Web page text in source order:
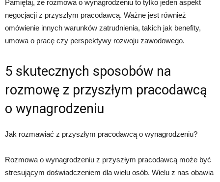
Pamiętaj, że rozmowa o wynagrodzeniu to tylko jeden aspekt
negocjacji z przyszłym pracodawcą. Ważne jest również
omówienie innych warunków zatrudnienia, takich jak benefity,
umowa o pracę czy perspektywy rozwoju zawodowego.
5 skutecznych sposobów na
rozmowę z przyszłym pracodawcą
o wynagrodzeniu
Jak rozmawiać z przyszłym pracodawcą o wynagrodzeniu?
Rozmowa o wynagrodzeniu z przyszłym pracodawcą może być
stresującym doświadczeniem dla wielu osób. Wielu z nas obawia